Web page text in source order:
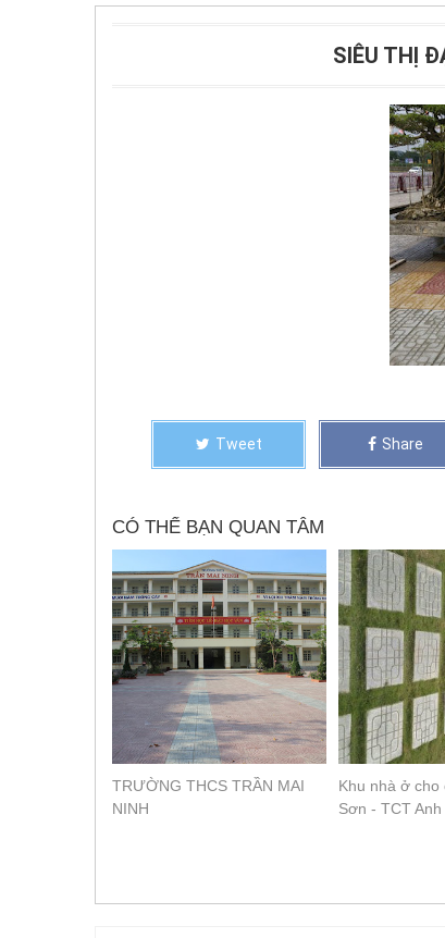
SIÊU THỊ
Tweet Share
CÓ THỂ BẠN QUAN TÂM
TRƯỜNG THCS TRẦN MAI
NINH
Khu nhà ở cho
Sơn - TCT Anh